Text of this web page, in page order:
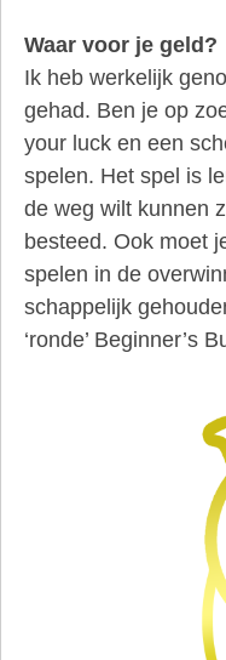
Waar voor je geld?
Ik heb werkelijk
gehad. Ben je op
your luck en een
spelen. Het spel is
de weg wilt kunnen
besteed. Ook moet
spelen in de
schappelijk
‘ronde’ Beginner’s